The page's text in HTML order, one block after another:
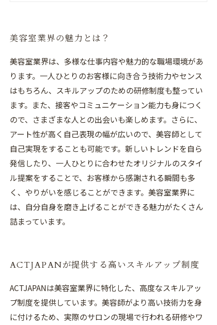
美容室業界の魅力とは？
美容室業界は、多様な仕事内容や魅力的な職場環境があ
ります。一人ひとりのお客様に向き合う技術力やセンス
はもちろん、スキルアップのための研修制度も整ってい
ます。また、接客やコミュニケーション能力も身につく
ので、さまざまな人との出会いも楽しめます。さらに、
アート性が高く自己表現の幅が広いので、美容師として
自己実現をすることも可能です。新しいトレンドを自ら
発信したり、一人ひとりに合わせたオリジナルのスタイ
ル提案をすることで、お客様から感謝される瞬間も多
く、やりがいを感じることができます。美容室業界に
は、自分自身を磨き上げることができる魅力がたくさん
詰まっています。
ACTJAPANが提供する高いスキルアップ制度
ACTJAPANは美容室業界に特化した、高度なスキルアッ
プ制度を提供しています。美容師がより高い技術力を身
に付けるため、実際のサロンの現場で行われる研修やワ